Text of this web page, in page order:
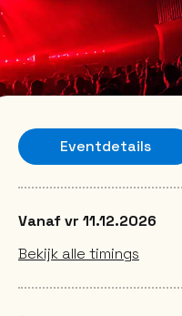
Eventdetails
Vanaf vr 11.12.2026
Bekijk alle timings